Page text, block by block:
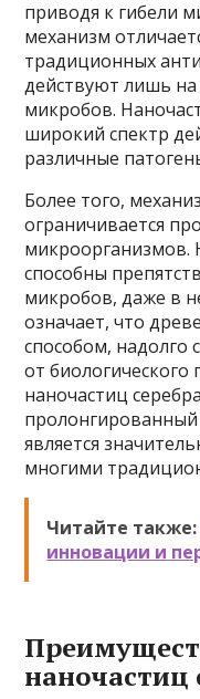
приводя к гибели
механизм
традиционных
действуют лишь
микробов.
широкий спектр
различные
Более того,
ограничивается
микроорганизмов.
способны
микробов, даже в
означает, что
способом, надолго
от
наночастиц
пролонгированный
является
многими
Читайте также:
инновации и
наночастиц